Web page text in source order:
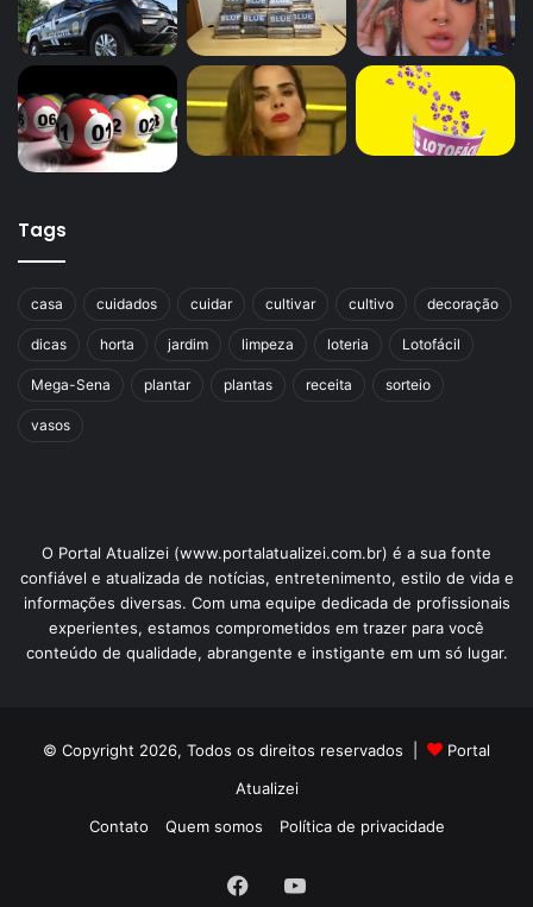
Tags
casa cuidados cuidar cultivar cultivo decoração
dicas horta jardim limpeza loteria Lotofácil
Mega-Sena plantar plantas receita sorteio
vasos
O Portal Atualizei (www.portalatualizei.com.br) é a sua fonte
confiável e atualizada de notícias, entretenimento, estilo de vida e
informações diversas. Com uma equipe dedicada de profissionais
experientes, estamos comprometidos em trazer para você
conteúdo de qualidade, abrangente e instigante em um só lugar.
© Copyright 2026, Todos os direitos reservados |
Portal
Atualizei
Contato
Quem somos Política de privacidade
FacebookYouTube